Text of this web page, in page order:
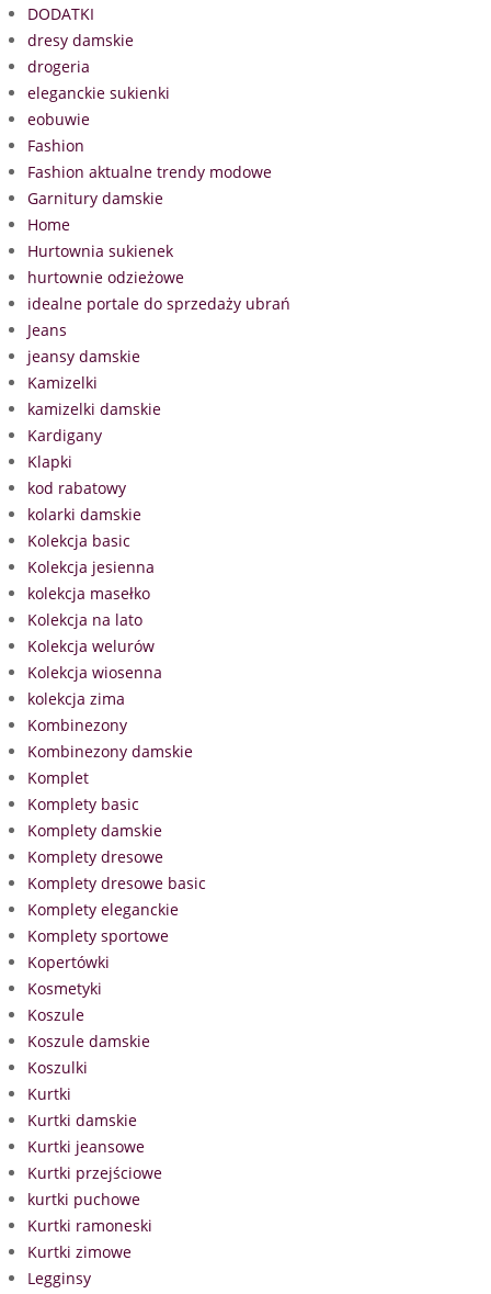
DODATKI
dresy damskie
drogeria
eleganckie sukienki
eobuwie
Fashion
Fashion aktualne trendy modowe
Garnitury damskie
Home
Hurtownia sukienek
hurtownie odzieżowe
idealne portale do sprzedaży ubrań
Jeans
jeansy damskie
Kamizelki
kamizelki damskie
Kardigany
Klapki
kod rabatowy
kolarki damskie
Kolekcja basic
Kolekcja jesienna
kolekcja masełko
Kolekcja na lato
Kolekcja welurów
Kolekcja wiosenna
kolekcja zima
Kombinezony
Kombinezony damskie
Komplet
Komplety basic
Komplety damskie
Komplety dresowe
Komplety dresowe basic
Komplety eleganckie
Komplety sportowe
Kopertówki
Kosmetyki
Koszule
Koszule damskie
Koszulki
Kurtki
Kurtki damskie
Kurtki jeansowe
Kurtki przejściowe
kurtki puchowe
Kurtki ramoneski
Kurtki zimowe
Legginsy